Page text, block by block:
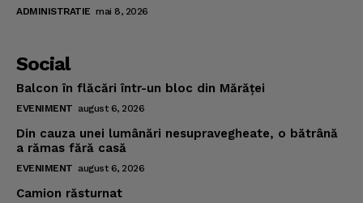
ADMINISTRATIE mai 8, 2026
Social
Balcon în flăcări într-un bloc din Mărăţei
EVENIMENT august 6, 2026
Din cauza unei lumânări nesupravegheate, o bătrână
a rămas fără casă
EVENIMENT august 6, 2026
Camion răsturnat